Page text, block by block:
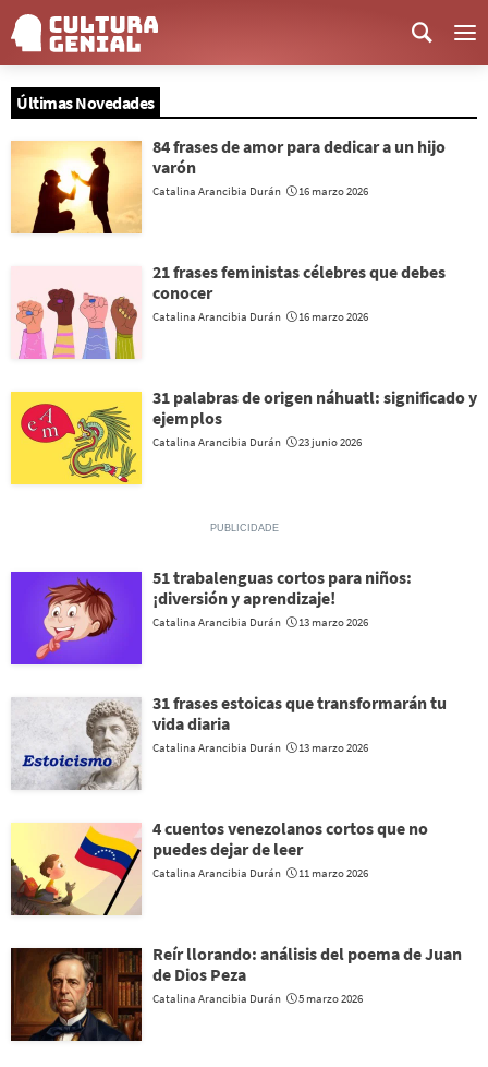
Últimas Novedades
84 frases de amor para dedicar a un hijo
varón
Catalina Arancibia Durán 16 marzo 2026
21 frases feministas célebres que debes
conocer
Catalina Arancibia Durán 16 marzo 2026
31 palabras de origen náhuatl: significado y
ejemplos
Catalina Arancibia Durán 23 junio 2026
51 trabalenguas cortos para niños:
¡diversión y aprendizaje!
Catalina Arancibia Durán 13 marzo 2026
31 frases estoicas que transformarán tu
vida diaria
Catalina Arancibia Durán 13 marzo 2026
4 cuentos venezolanos cortos que no
puedes dejar de leer
Catalina Arancibia Durán 11 marzo 2026
Reír llorando: análisis del poema de Juan
de Dios Peza
Catalina Arancibia Durán 5 marzo 2026